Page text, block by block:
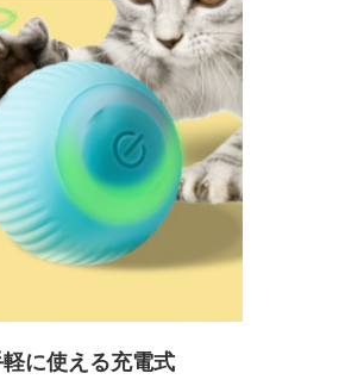
に使える充電式